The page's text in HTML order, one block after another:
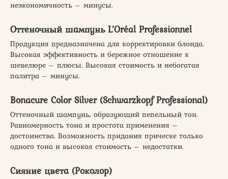
неэкономичность – минусы.
Оттеночный шампунь L’Oréal Professionnel
Продукция предназначена для корректировки блонда.
Высокая эффективность и бережное отношение к
шевелюре – плюсы. Высокая стоимость и небогатая
палитра – минусы.
Bonacure Color Silver (Schwarzkopf Professional)
Оттеночный шампунь, образующий пепельный тон.
Равномерность тона и простота применения –
достоинства. Возможность придания прическе только
одного тона и высокая стоимость – недостатки.
Сияние цвета (Роколор)